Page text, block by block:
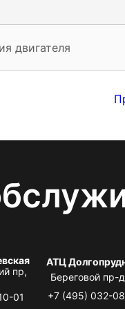
двигателя
пр,
01
АТЦ
Береговой пр-
+7 (495) 032-